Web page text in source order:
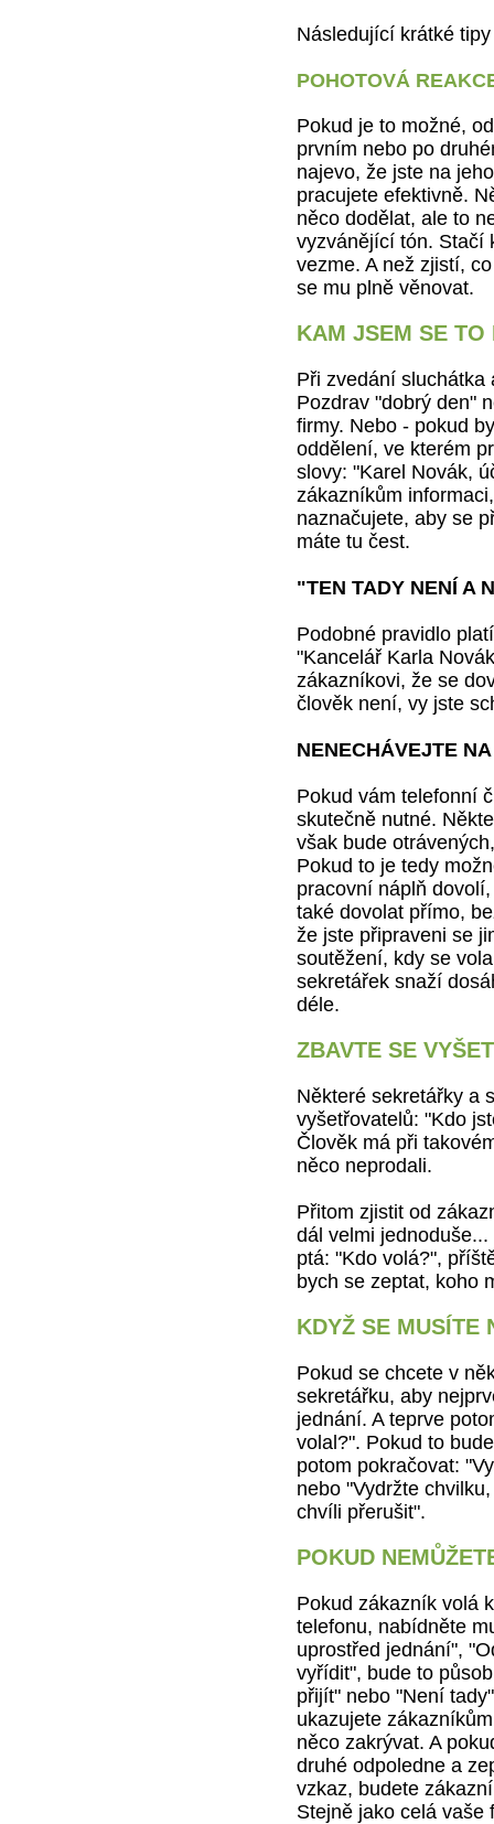
Následující krátké
POHOTOVÁ
Pokud je to možné,
prvním nebo po
najevo, že jste na
pracujete efektivně.
něco dodělat, ale to
vyzvánějící tón. Stačí
vezme. A než zjistí,
se mu plně věnovat.
KAM JSEM SE TO
Při zvedání sluchátka
Pozdrav "dobrý den"
firmy. Nebo - pokud
oddělení, ve kterém
slovy: "Karel Novák,
zákazníkům
naznačujete, aby se
máte tu čest.
"TEN TADY NENÍ A
Podobné pravidlo
"Kancelář Karla
zákazníkovi, že se
člověk není, vy jste
NENECHÁVEJTE
Pokud vám telefonní
skutečně nutné.
však bude
Pokud to je tedy
pracovní náplň
také dovolat přímo,
že jste připraveni se
soutěžení, kdy se
sekretářek snaží
déle.
ZBAVTE SE
Některé sekretářky a
vyšetřovatelů: "Kdo
Člověk má při
něco neprodali.
Přitom zjistit od
dál velmi
ptá: "Kdo volá?",
bych se zeptat, koho
KDYŽ SE MUSÍTE
Pokud se chcete v
sekretářku, aby
jednání. A teprve
volal?". Pokud to
potom pokračovat:
nebo "Vydržte
chvíli přerušit".
POKUD
Pokud zákazník volá
telefonu, nabídněte
uprostřed jednání",
vyřídit", bude to
přijít" nebo "Není
ukazujete
něco zakrývat. A
druhé odpoledne a
vzkaz, budete
Stejně jako celá vaše